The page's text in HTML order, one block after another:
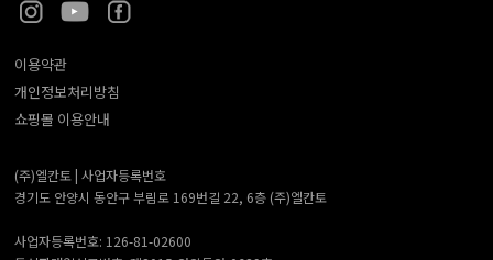
이용약관
개인정보처리방침
쇼핑몰 이용안내
(주)엘칸토 | 사업자등록번호
경기도 안양시 동안구 부림로 169번길 22, 6층 (주)엘칸토
사업자등록번호: 126-81-02600